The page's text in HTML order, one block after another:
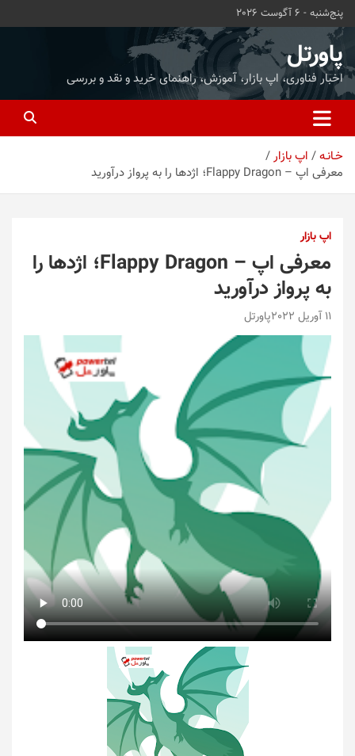
محتوا
بروید
پنج‌شنبه - 6 آگوست 2026
پاورتل
اخبار فناوری، اپ بازار، آموزش، راهنمای خرید و نقد و بررسی
خـانـه
اپ بازار
معرفی اپ – Flappy Dragon؛ اژدها را به پرواز درآورید
اپ بازار
معرفی اپ – Flappy Dragon؛ اژدها را
به پرواز درآورید
11 آوریل 2022 پاورتل